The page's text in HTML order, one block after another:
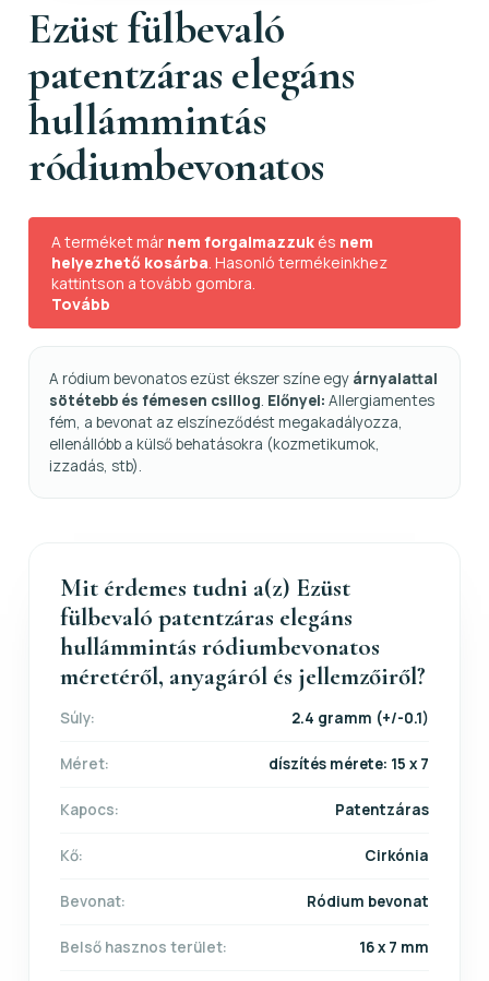
Ezüst fülbevaló
patentzáras elegáns
hullámmintás
ródiumbevonatos
A terméket már nem forgalmazzuk és nem
helyezhető kosárba . Hasonló termékeinkhez
kattintson a tovább gombra.
Tovább
A ródium bevonatos ezüst ékszer színe egy árnyalattal
sötétebb és fémesen csillog. Előnyei: Allergiamentes
fém, a bevonat az elszíneződést megakadályozza,
ellenállóbb a külső behatásokra (kozmetikumok,
izzadás, stb).
Mit érdemes tudni a(z) Ezüst
fülbevaló patentzáras elegáns
hullámmintás ródiumbevonatos
méretéről, anyagáról és jellemzőiről?
Súly: 2.4 gramm (+/-0.1)
Méret: díszítés mérete: 15 x 7
Kapocs: Patentzáras
Kő: Cirkónia
Bevonat: Ródium bevonat
Belső hasznos terület: 16 x 7 mm